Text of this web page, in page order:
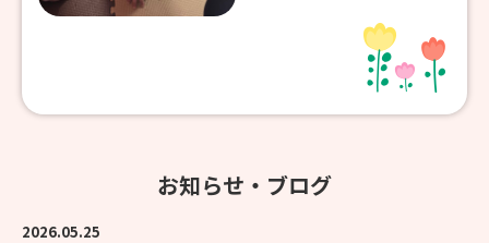
お知らせ・ブログ
2026.05.25